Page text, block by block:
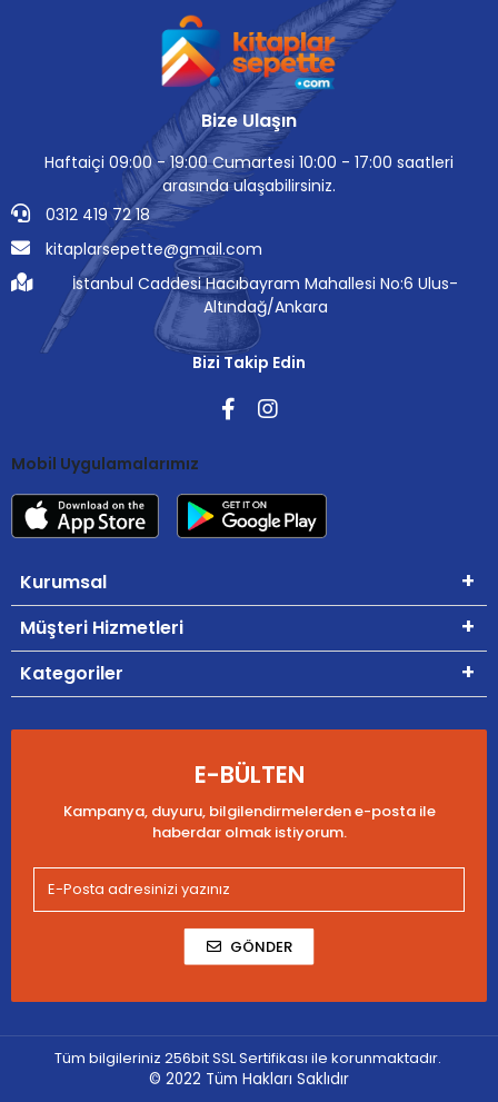
Bize Ulaşın
Haftaiçi 09:00 - 19:00 Cumartesi 10:00 - 17:00 saatleri
arasında ulaşabilirsiniz.
0312 419 72 18
kitaplarsepette@gmail.com
İstanbul Caddesi Hacıbayram Mahallesi No:6 Ulus-
Altındağ/Ankara
Bizi Takip Edin
Mobil Uygulamalarımız
Kurumsal
Müşteri Hizmetleri
Kategoriler
E-BÜLTEN
Kampanya, duyuru, bilgilendirmelerden e-posta ile
haberdar olmak istiyorum.
GÖNDER
Tüm bilgileriniz 256bit SSL Sertifikası ile korunmaktadır.
© 2022 Tüm Hakları Saklıdır